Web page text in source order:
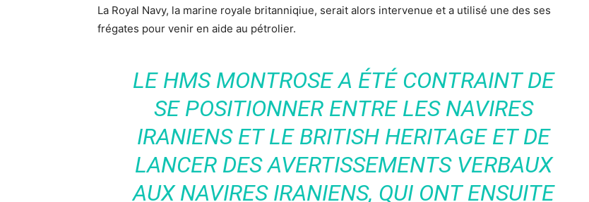
La Royal Navy, la marine royale britanniqiue, serait alors intervenue et a utilisé une des ses
frégates pour venir en aide au pétrolier.
LE HMS MONTROSE A ÉTÉ CONTRAINT DE
SE POSITIONNER ENTRE LES NAVIRES
IRANIENS ET LE BRITISH HERITAGE ET DE
LANCER DES AVERTISSEMENTS VERBAUX
AUX NAVIRES IRANIENS, QUI ONT ENSUITE